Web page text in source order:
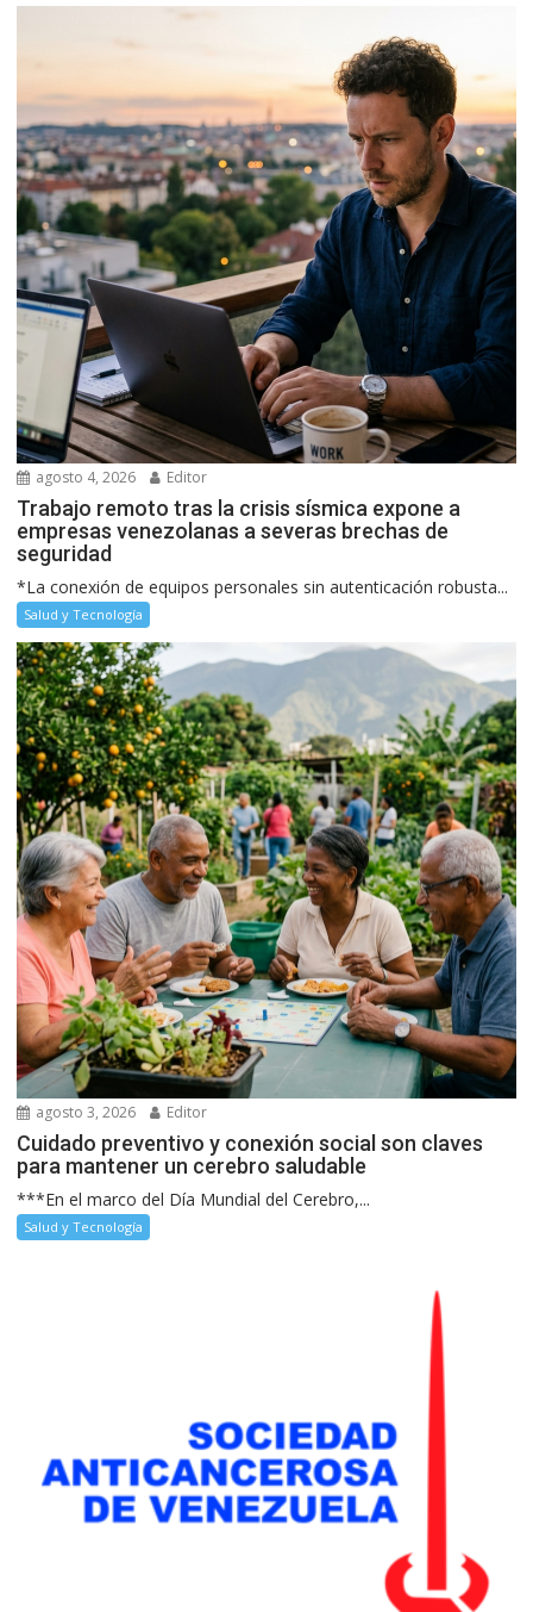
agosto 4, 2026 Editor
Trabajo remoto tras la crisis sísmica expone a
empresas venezolanas a severas brechas de
seguridad
*La conexión de equipos personales sin autenticación robusta...
Salud y Tecnología
agosto 3, 2026 Editor
Cuidado preventivo y conexión social son claves
para mantener un cerebro saludable
***En el marco del Día Mundial del Cerebro,...
Salud y Tecnología